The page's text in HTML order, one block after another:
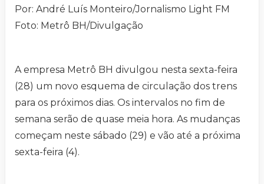
Por: André Luís Monteiro/Jornalismo Light FM
Foto: Metrô BH/Divulgação
A empresa Metrô BH divulgou nesta sexta-feira
(28) um novo esquema de circulação dos trens
para os próximos dias. Os intervalos no fim de
semana serão de quase meia hora. As mudanças
começam neste sábado (29) e vão até a próxima
sexta-feira (4).